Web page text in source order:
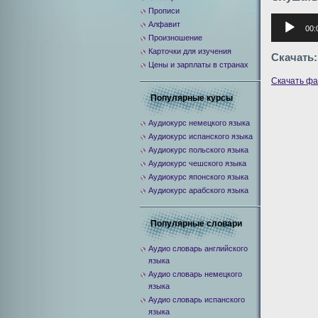
Аудиоплеер
Скачать:
Скачать
Прописи
Алфавит
Произношение
Карточки для изучения
Цены и зарплаты в странах
Популярные курсы
Аудиокурс немецкого языка
Аудиокурс испанского языка
Аудиокурс польского языка
Аудиокурс чешского языка
Аудиокурс японского языка
Аудиокурс арабского языка
Популярные словари
Аудио словарь английского
языка
Аудио словарь немецкого
языка
Аудио словарь испанского
языка